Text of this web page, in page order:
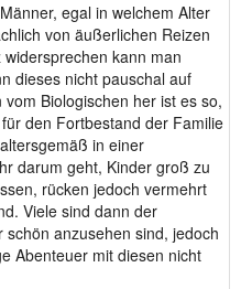
egal in welchem Alter
von äußerlichen Reizen
kann man
dieses nicht pauschal auf
Biologischen her ist es so,
den Fortbestand der Familie
in einer
darum geht, Kinder groß zu
rücken jedoch vermehrt
Viele sind dann der
anzusehen sind, jedoch
Abenteuer mit diesen nicht